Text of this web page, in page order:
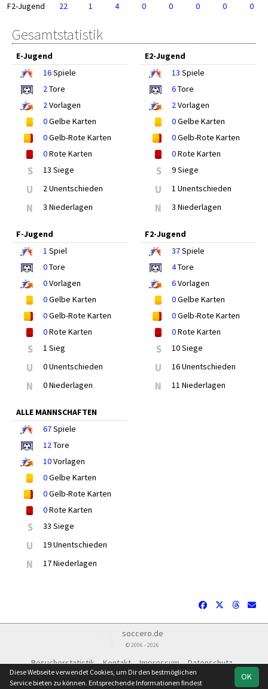
F2-Jugend
22 1 4 0 0 0 0 0
Gesamtstatistik
E-Jugend
16Spiele
2Tore
2Vorlagen
0Gelbe Karten
0Gelb-Rote Karten
0Rote Karten
S 13 Siege
U 2 Unentschieden
N 3 Niederlagen
E2-Jugend
13 Spiele
6Tore
2Vorlagen
0Gelbe Karten
0Gelb-Rote Karten
0Rote Karten
S 9 Siege
U 1 Unentschieden
N 3 Niederlagen
F-Jugend
1 Spiel
0Tore
0Vorlagen
0Gelbe Karten
0Gelb-Rote Karten
0Rote Karten
S 1 Sieg
U 0 Unentschieden
N 0 Niederlagen
F2-Jugend
37Spiele
4Tore
6Vorlagen
0Gelbe Karten
0Gelb-Rote Karten
0Rote Karten
S 10 Siege
U 16 Unentschieden
N 11 Niederlagen
ALLE MANNSCHAFTEN
67Spiele
12Tore
10Vorlagen
0Gelbe Karten
0Gelb-Rote Karten
0Rote Karten
S 33 Siege
U 19 Unentschieden
N 17 Niederlagen
soccero.de
© 2006 - 2026
Besucherstatistik Kontakt Impressum
Datenschutz
OK
Diese Webseite verwendet Cookies, um Dir den bestmöglichen
Service bieten zu können. Entsprechende Informationen findest